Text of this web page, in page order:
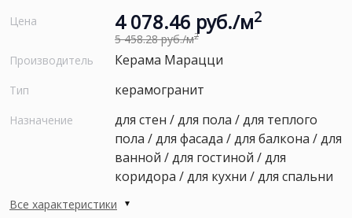
Цена 4 078.46 руб./м2
5 458.28 руб./м2
Производитель Керама Марацци
Тип керамогранит
Назначение
для стен / для пола / для теплого
пола / для фасада / для балкона / для
ванной / для гостиной / для
коридора / для кухни / для спальни
Все характеристики